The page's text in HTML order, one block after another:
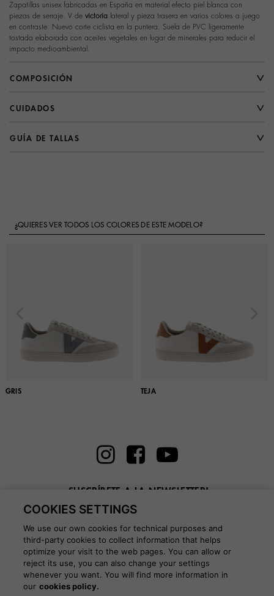
Zapatillas unisex fabricadas en España en material efecto piel blanca con
piezas de serraje. V de victoria lateral y pieza trasera en varios colores a juego
en contraste. Nuevo corte ciclista en la puntera. Suela de PVC ligeramente
tostada elaborada con aceites vegetales en lugar de minerales para reducir el
impacto medioambiental.
COMPOSICIÓN
CUIDADOS
GUÍA DE TALLAS
¿QUIERES VER TODOS LOS COLORES DE ESTE MODELO?
GRIS TEJA
¡SUSCRÍBETE A LA NEWSLETTER!
Introduce aquí tu email
COOKIES SETTINGS
We use our own cookies for technical purposes and
third-party cookies to collect information that helps
optimize your visit to the web pages. You can allow or
reject its use, you can also change your settings
whenever you want. You will find more information in
our cookies policy.